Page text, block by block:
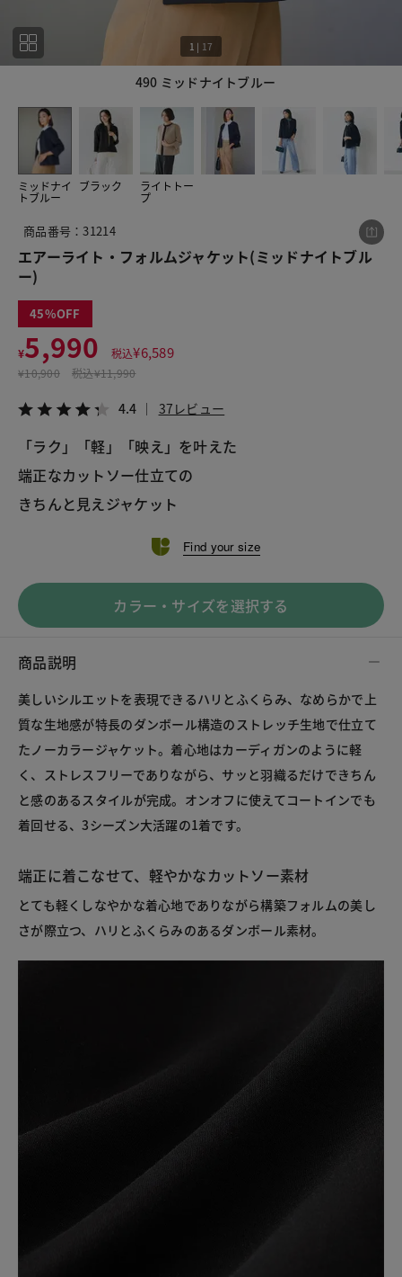
490 ミッドナイトブルー
1 | 17
ミッドナイ
トブルー
ブラック ライトトー
プ
商品番号：31214
エアーライト・フォルムジャケット(ミッドナイトブル
ー)
45
¥5,990 税込¥6,589
¥10,900 税込¥11,990
4.4 37レビュー
「ラク」「軽」「映え」を叶えた
端正なカットソー仕立ての
きちんと見えジャケット
Find your size
カラー・サイズを選択する
商品説明
美しいシルエットを表現できるハリとふくらみ、なめらかで上
質な生地感が特長のダンボール構造のストレッチ生地で仕立て
たノーカラージャケット。着心地はカーディガンのように軽
く、ストレスフリーでありながら、サッと羽織るだけできちん
と感のあるスタイルが完成。オンオフに使えてコートインでも
着回せる、3シーズン大活躍の1着です。
端正に着こなせて、軽やかなカットソー素材
とても軽くしなやかな着心地でありながら構築フォルムの美し
さが際立つ、ハリとふくらみのあるダンボール素材。
この商品をシェアする
LINE X メール